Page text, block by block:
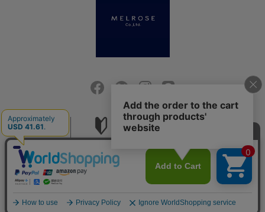
会社概要 採用情報 お問い合せ
ご利用規約 特定商取引法に基づく表記
COPYRIGHT (C) MELROSE CO.,LTD.ALL RIGHTS RESERVED.